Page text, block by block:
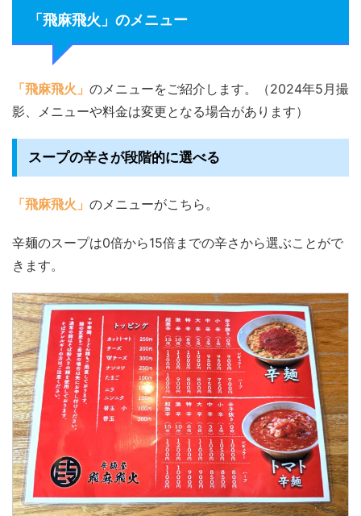
「飛麻飛火」のメニュー
「飛麻飛火」 のメニューをご紹介します。（2024年5月撮
影、メニューや料金は変更となる場合があります）
スープの辛さが段階的に選べる
「飛麻飛火」 のメニューがこちら。
辛麺のスープは0倍から15倍までの辛さから選ぶことがで
きます。